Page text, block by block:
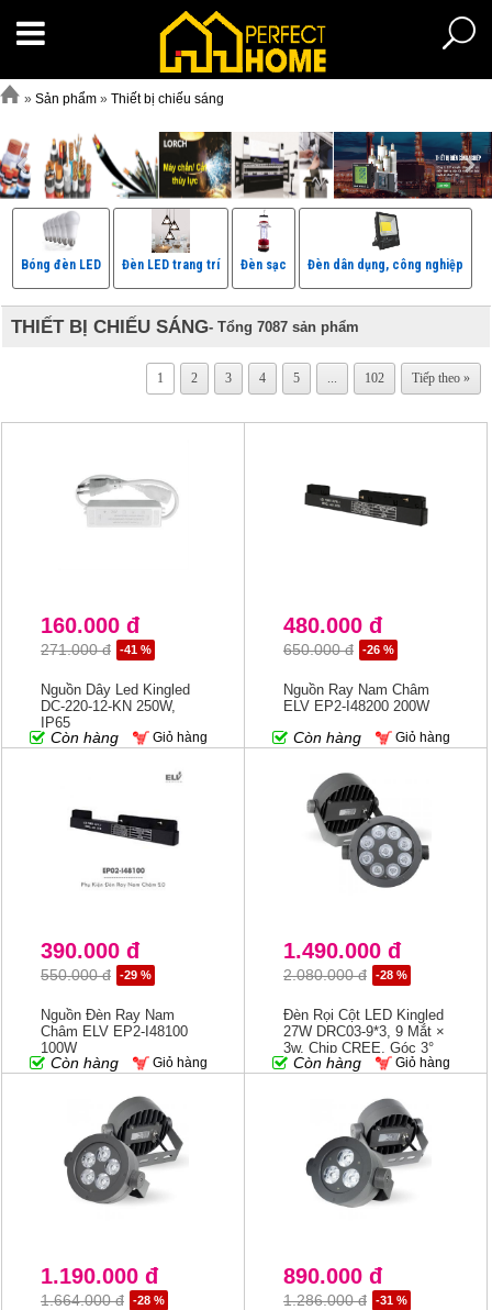
» Sản phẩm » Thiết bị chiếu sáng
Bóng đèn LED Đèn LED trang trí Đèn sạc Đèn dân dụng, công nghiệp
THIẾT BỊ CHIẾU SÁNG- Tổng 7087 sản phẩm
1 2 3 4 5 102 Tiếp theo »
160.000 đ
271.000 đ -41 %
Nguồn Dây Led Kingled
DC-220-12-KN 250W,
IP65
Còn hàng Giỏ hàng
480.000 đ
650.000 đ -26 %
Nguồn Ray Nam Châm
ELV EP2-I48200 200W
Còn hàng Giỏ hàng
390.000 đ
550.000 đ -29 %
Nguồn Đèn Ray Nam
Châm ELV EP2-I48100
100W
Còn hàng Giỏ hàng
1.490.000 đ
2.080.000 đ -28 %
Đèn Rọi Cột LED Kingled
27W DRC03-9*3, 9 Mắt ×
3w, Chip CREE, Góc 3°
Còn hàng Giỏ hàng
1.190.000 đ
1.664.000 đ -28 %
890.000 đ
1.286.000 đ -31 %